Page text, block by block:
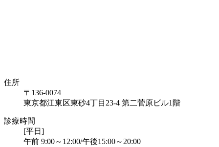
住所
〒136-0074
東京都江東区東砂4丁目23-4 第二菅原ビル1階
診療時間
[平日]
午前 9:00～12:00/午後15:00～20:00